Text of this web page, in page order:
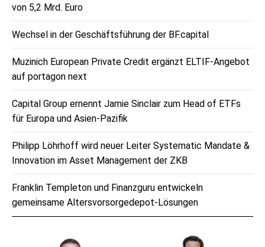
von 5,2 Mrd. Euro
Wechsel in der Geschäftsführung der BF.capital
Muzinich European Private Credit ergänzt ELTIF-Angebot
auf portagon next
Capital Group ernennt Jamie Sinclair zum Head of ETFs
für Europa und Asien-Pazifik
Philipp Löhrhoff wird neuer Leiter Systematic Mandate &
Innovation im Asset Management der ZKB
Franklin Templeton und Finanzguru entwickeln
gemeinsame Altersvorsorgedepot-Lösungen